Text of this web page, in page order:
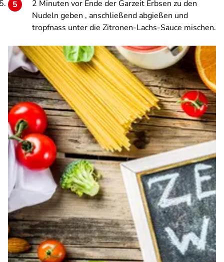
2 Minuten vor Ende der Garzeit Erbsen zu den
Nudeln geben , anschließend abgießen und
tropfnass unter die Zitronen-Lachs-Sauce mischen.